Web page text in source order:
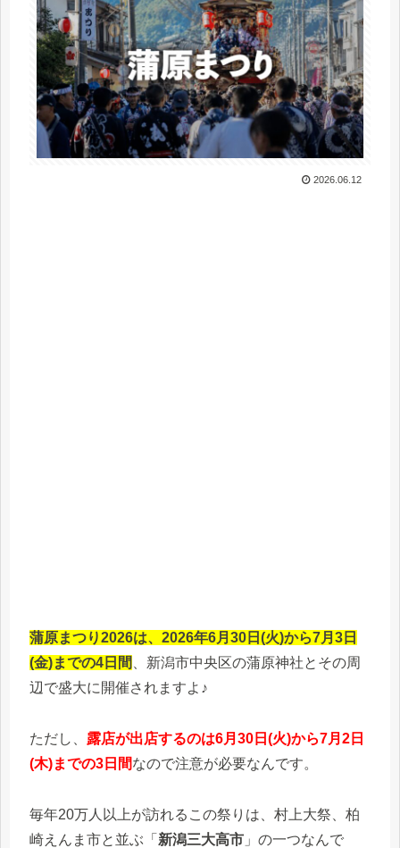
2026.06.12
蒲原まつり2026は、2026年6月30日(火)から7月3日
(金)までの4日間
、新潟市中央区の蒲原神社とその周
辺で盛大に開催されますよ♪
ただし、 露店が出店するのは6月30日(火)から7月2日
(木)までの3日間なので注意が必要なんです。
毎年20万人以上が訪れるこの祭りは、村上大祭、柏
崎えんま市と並ぶ「 新潟三大高市 」の一つなんで